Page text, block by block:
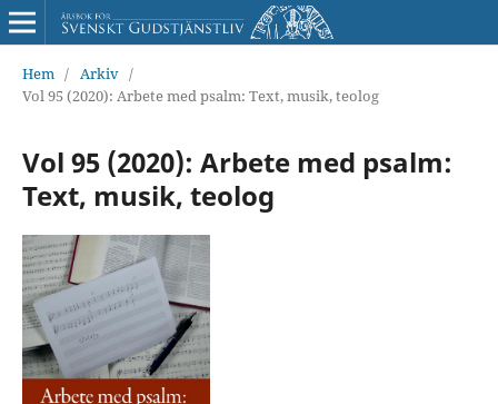
Hem / Arkiv /
Vol 95 (2020): Arbete med psalm: Text, musik, teolog
Vol 95 (2020): Arbete med psalm:
Text, musik, teolog